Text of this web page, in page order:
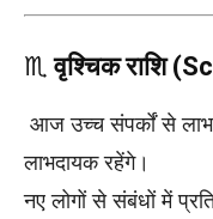
♏वृश्चिक राशि
आज उच्च संपर्कों से
लाभदायक रहेंगे।
नए लोगों से संबंधों में